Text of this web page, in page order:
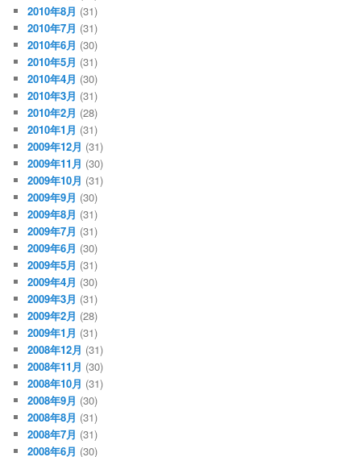
2010年8月 (31)
2010年7月 (31)
2010年6月 (30)
2010年5月 (31)
2010年4月 (30)
2010年3月 (31)
2010年2月 (28)
2010年1月 (31)
2009年12月 (31)
2009年11月 (30)
2009年10月 (31)
2009年9月 (30)
2009年8月 (31)
2009年7月 (31)
2009年6月 (30)
2009年5月 (31)
2009年4月 (30)
2009年3月 (31)
2009年2月 (28)
2009年1月 (31)
2008年12月 (31)
2008年11月 (30)
2008年10月 (31)
2008年9月 (30)
2008年8月 (31)
2008年7月 (31)
2008年6月 (30)